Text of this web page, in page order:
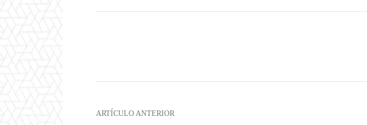
ARTÍCULO ANTERIOR